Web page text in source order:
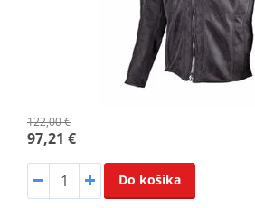
122,00 €
97,21 €
Do košíka